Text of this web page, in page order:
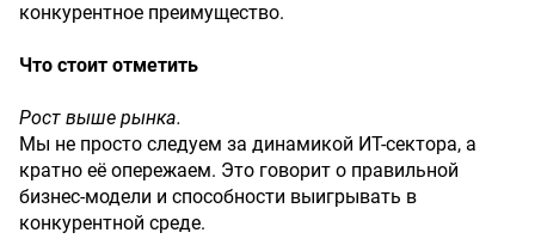
конкурентное преимущество.
Что стоит отметить
Рост выше рынка.
Мы не просто следуем за динамикой ИТ-сектора, а
кратно её опережаем. Это говорит о правильной
бизнес-модели и способности выигрывать в
конкурентной среде.